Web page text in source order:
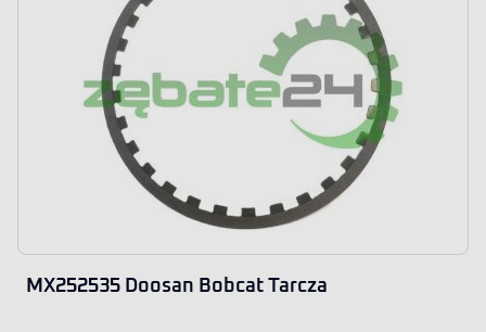
MX252535 Doosan Bobcat Tarcza